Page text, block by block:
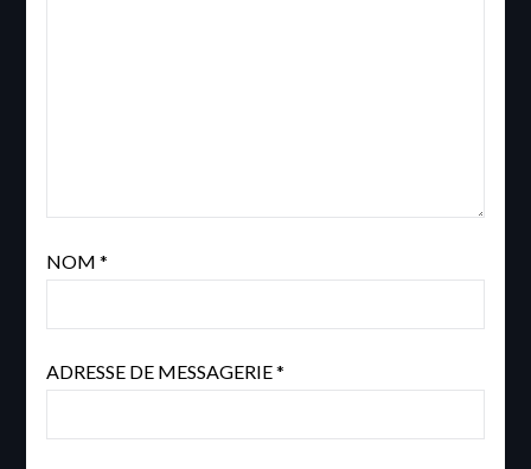
NOM *
ADRESSE DE MESSAGERIE*